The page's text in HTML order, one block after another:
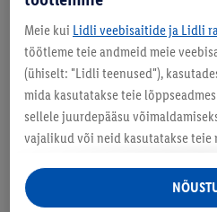
Meie kui Lidli veebisaitide ja Lidli
töötleme teie andmeid meie
(ühiselt: "Lidli teenused"),
mida kasutatakse teie
sellele juurdepääsu
vajalikud või neid kasutatakse teie
reklaamiks Lidli teenustes ja
programmis osaleja, töödeldakse